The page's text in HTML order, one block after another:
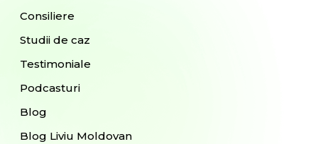
Consiliere
Studii de caz
Testimoniale
Podcasturi
Blog
Blog Liviu Moldovan